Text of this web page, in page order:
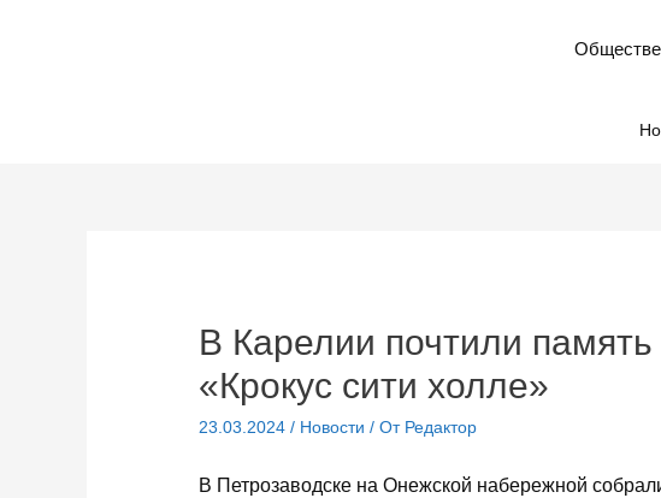
В Карелии почтили память
«Крокус сити холле»
23.03.2024 / Новости / От Редактор
В Петрозаводске на Онежской набережной